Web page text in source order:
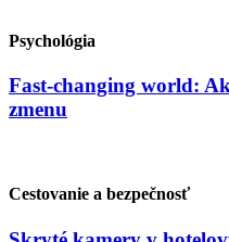
Psychológia
Fast-changing world:
zmenu
Cestovanie a bezpečnosť